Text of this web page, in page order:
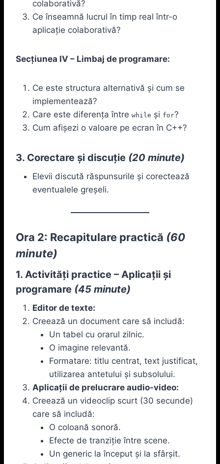
colaborativă?
Ce înseamnă lucrul în timp real într-o
aplicație colaborativă?
Secțiunea IV – Limbaj de programare:
Ce este structura alternativă și cum se
implementează?
Care este diferența între while și for?
Cum afișezi o valoare pe ecran în C++?
3. Corectare și discuție (20 minute)
Elevii discută răspunsurile și corectează
eventualele greșeli.
Ora 2: Recapitulare practică (60
minute)
1. Activități practice – Aplicații și
programare (45 minute)
Editor de texte:
Creează un document care să includă:
Un tabel cu orarul zilnic.
O imagine relevantă.
Formatare: titlu centrat, text justificat,
utilizarea antetului și subsolului.
Aplicații de prelucrare audio-video:
Creează un videoclip scurt (30 secunde)
care să includă:
O coloană sonoră.
Efecte de tranziție între scene.
Un generic la început și la sfârșit.